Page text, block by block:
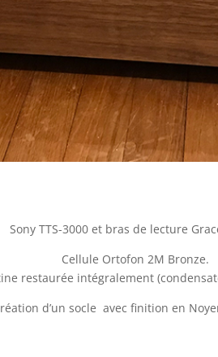
Sony TTS-3000 et bras de lecture
Cellule Ortofon 2M Bronze.
restaurée intégralement
d’un socle avec finition en